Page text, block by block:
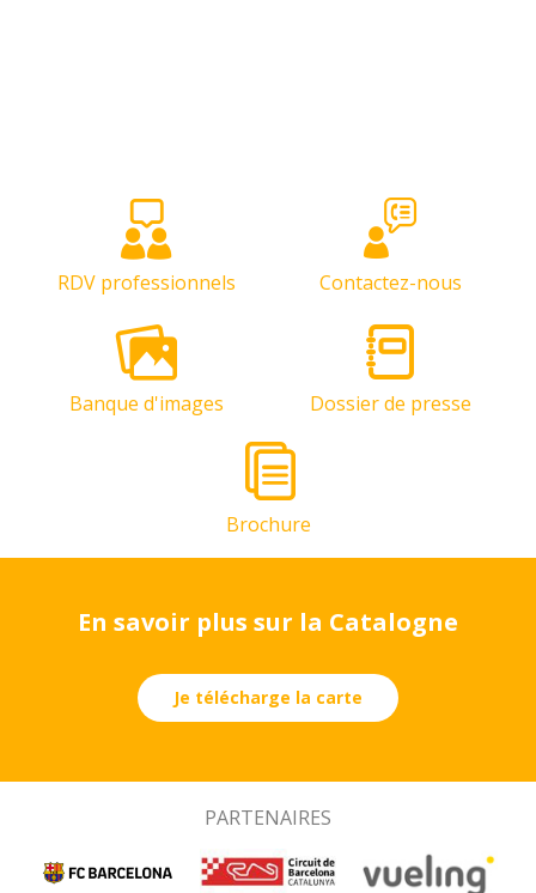
RDV professionnels Contactez-nous
Banque d'images Dossier de presse
Brochure
En savoir plus sur la Catalogne
Je télécharge la carte
PARTENAIRES